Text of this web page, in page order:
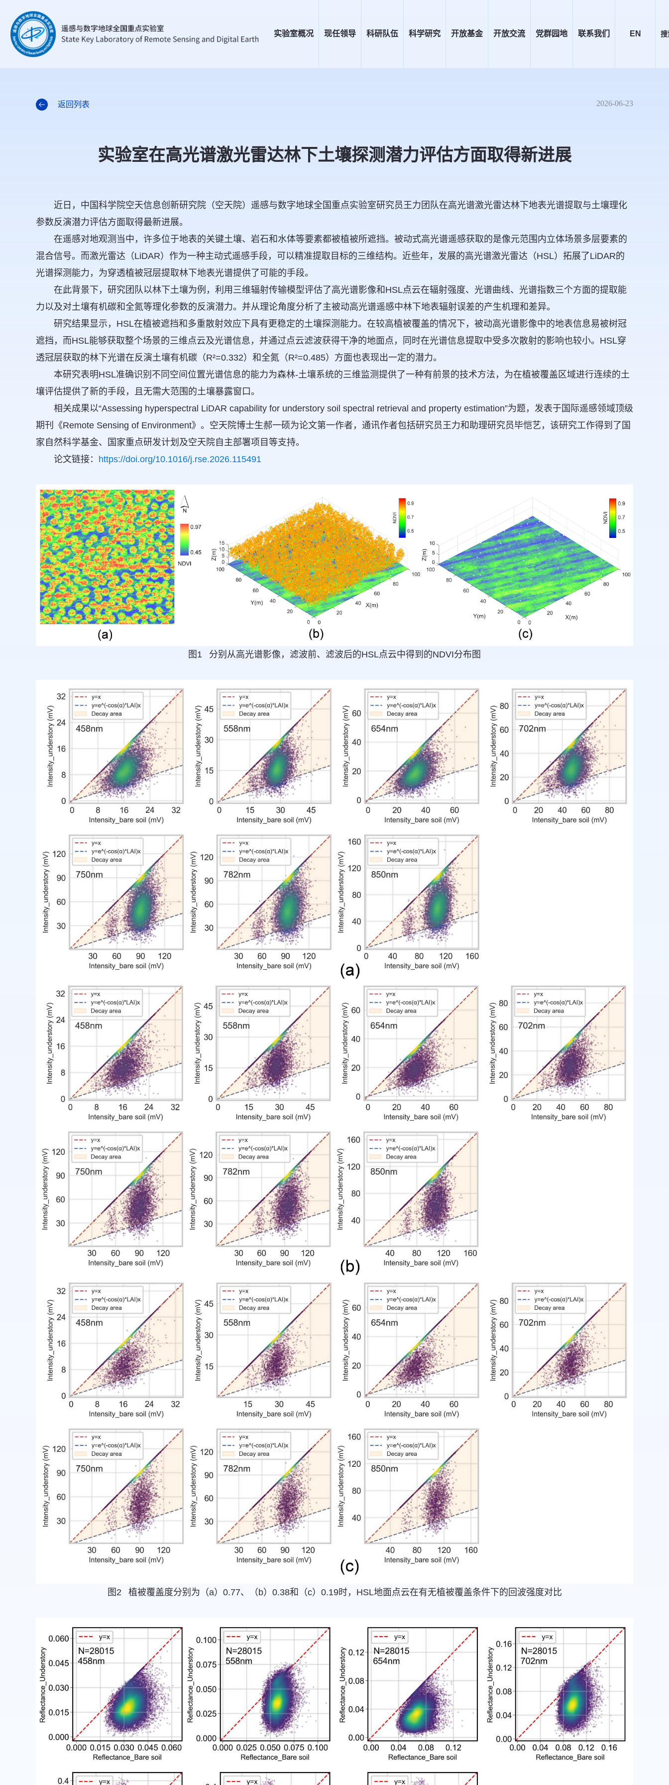
实验室概况 现任领导 科研队伍 科学研究 开放基金 开放交流 党群园地 联系我们 EN 搜
返回列表 2026-06-23
实验室在高光谱激光雷达林下土壤探测潜力评估方面取得新进展
近日，中国科学院空天信息创新研究院（空天院）遥感与数字地球全国重点实验室研究员王力团队在高光谱激光雷达林下地表光谱提取与土壤理化
参数反演潜力评估方面取得最新进展。
在遥感对地观测当中，许多位于地表的关键土壤、岩石和水体等要素都被植被所遮挡。被动式高光谱遥感获取的是像元范围内立体场景多层要素的
混合信号。而激光雷达（LiDAR）作为一种主动式遥感手段，可以精准提取目标的三维结构。近些年，发展的高光谱激光雷达（HSL）拓展了LiDAR的
光谱探测能力，为穿透植被冠层提取林下地表光谱提供了可能的手段。
在此背景下，研究团队以林下土壤为例，利用三维辐射传输模型评估了高光谱影像和HSL点云在辐射强度、光谱曲线、光谱指数三个方面的提取能
力以及对土壤有机碳和全氮等理化参数的反演潜力。并从理论角度分析了主被动高光谱遥感中林下地表辐射误差的产生机理和差异。
研究结果显示，HSL在植被遮挡和多重散射效应下具有更稳定的土壤探测能力。在较高植被覆盖的情况下，被动高光谱影像中的地表信息易被树冠
遮挡，而HSL能够获取整个场景的三维点云及光谱信息，并通过点云滤波获得干净的地面点，同时在光谱信息提取中受多次散射的影响也较小。HSL穿
透冠层获取的林下光谱在反演土壤有机碳（R²=0.332）和全氮（R²=0.485）方面也表现出一定的潜力。
本研究表明HSL准确识别不同空间位置光谱信息的能力为森林-土壤系统的三维监测提供了一种有前景的技术方法，为在植被覆盖区域进行连续的土
壤评估提供了新的手段，且无需大范围的土壤暴露窗口。
相关成果以“Assessing hyperspectral LiDAR capability for understory soil spectral retrieval and property estimation”为题，发表于国际遥感领域顶级
期刊《Remote Sensing of Environment》。空天院博士生郝一硕为论文第一作者，通讯作者包括研究员王力和助理研究员毕恺艺，该研究工作得到了国
家自然科学基金、国家重点研发计划及空天院自主部署项目等支持。
论文链接： https://doi.org/10.1016/j.rse.2026.115491
图1 分别从高光谱影像，滤波前、滤波后的HSL点云中得到的NDVI分布图
图2 植被覆盖度分别为（a）0.77、（b）0.38和（c）0.19时，HSL地面点云在有无植被覆盖条件下的回波强度对比